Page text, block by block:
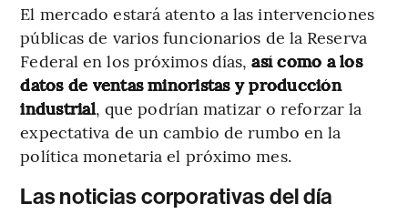
El mercado estará atento a las intervenciones
públicas de varios funcionarios de la Reserva
Federal en los próximos días,así como a los
datos de ventas minoristas y producción
industrial, que podrían matizar o reforzar la
expectativa de un cambio de rumbo en la
política monetaria el próximo mes.
Las noticias corporativas del día